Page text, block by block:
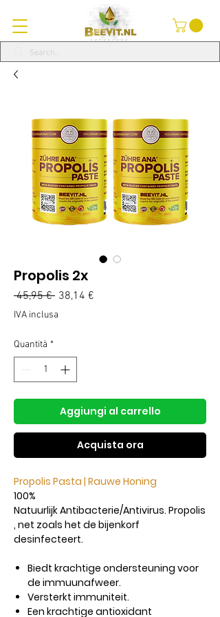
Propolis 2x
45,95 € Prezzo
regolare
38,14 €
IVA inclusa
Quantità *
Aggiungi al carrello
Acquista ora
Propolis Pasta | Rauwe Honing
100%
Natuurlijk Antibacterie/Antivirus. Propolis
, net zoals het de bijenkorf
desinfecteert.
Biedt krachtige ondersteuning voor
de immuunafweer.
Versterkt immuniteit.
Een krachtige antioxidant